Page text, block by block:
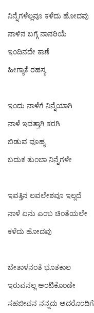
ನಿನ್ನೆಗಳೆಲ್ಲವೂ ಕಳೆದು ಹೋದವು
ನಾಳಿನ ಬಗ್ಗೆ ನಾನರಿಯೆ
ಇಂದಿನದೇ ಕಾಣೆ
ಹೀಗ್ಯಾಕೆ ರಹಸ್ಯ
ಇಂದು‌ ನಾಳೆಗೆ ನಿನ್ನೆಯಾಗಿ
ನಾಳೆ‌ ಇವತ್ತಾಗಿ‌ ಕರಗಿ‌
ಬಿಡುವ ವೂಹ್ಯ
ಬದುಕ‌ ತುಂಬಾ‌ ನಿನ್ನೆಗಳೇ
ಇವತ್ತಿನ ಲವಲೇಶವೂ ಇಲ್ಲದೆ
ನಾಳೆ‌ ಏನು ಎಂಬ ಚಿಂತೆಯಲೇ
ಕಳೆದು ಹೋದವು
ಬೇತಾಳನಂತೆ ಭೂತಕಾಲ
ಇರುವನಲ್ಲ ಅಂಟಿಕೊಂಡೇ
ಸಹಜೀವನ ನನ್ನದು ಅದರೊಂದಿಗೆ